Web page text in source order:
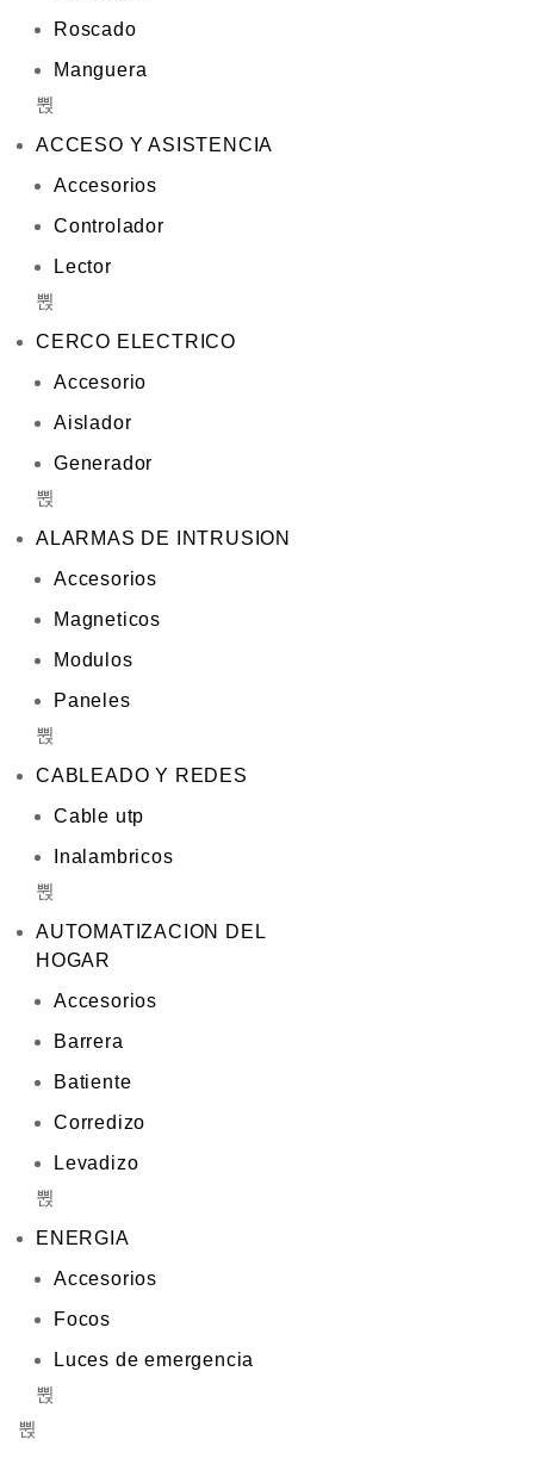
Roscado
Manguera
ACCESO Y ASISTENCIA
Accesorios
Controlador
Lector
CERCO ELECTRICO
Accesorio
Aislador
Generador
ALARMAS DE INTRUSION
Accesorios
Magneticos
Modulos
Paneles
CABLEADO Y REDES
Cable utp
Inalambricos
AUTOMATIZACION DEL
HOGAR
Accesorios
Barrera
Batiente
Corredizo
Levadizo
ENERGIA
Accesorios
Focos
Luces de emergencia